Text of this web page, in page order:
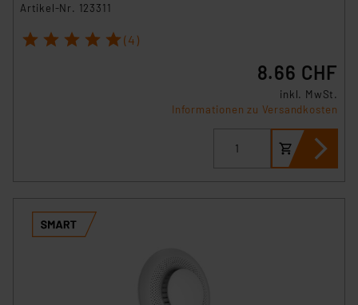
Artikel-Nr. 123311
1 2 3 4 5 (4)
8.66 CHF
inkl. MwSt.
Informationen zu Versandkosten